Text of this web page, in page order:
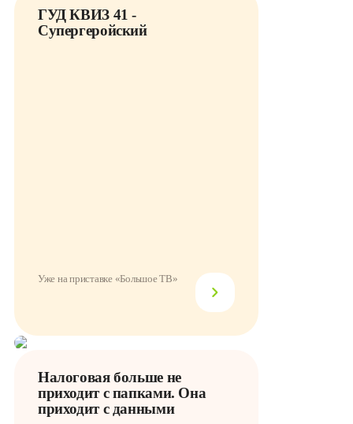
ГУД КВИЗ 41 -
Супергеройский
Уже на приставке «Большое ТВ»
Налоговая больше не
приходит с папками. Она
приходит с данными